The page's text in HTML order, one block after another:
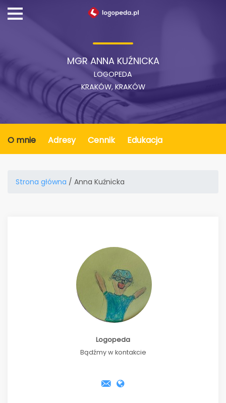
MGR ANNA KUŹNICKA
LOGOPEDA
KRAKÓW, KRAKÓW
O mnie Adresy Cennik Edukacja
Strona główna / Anna Kuźnicka
Logopeda
Bądźmy w kontakcie